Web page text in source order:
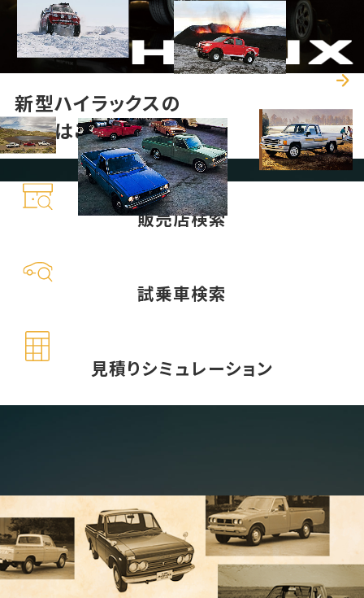
新型ハイラックスの
情報はこちら
販売店検索
試乗車検索
見積りシミュレーション